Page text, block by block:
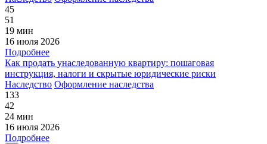
45
51
19 мин
16 июля 2026
Подробнее
Как продать унаследованную квартиру: пошаговая
инструкция, налоги и скрытые юридические риски
Наследство Оформление наследства
133
42
24 мин
16 июля 2026
Подробнее